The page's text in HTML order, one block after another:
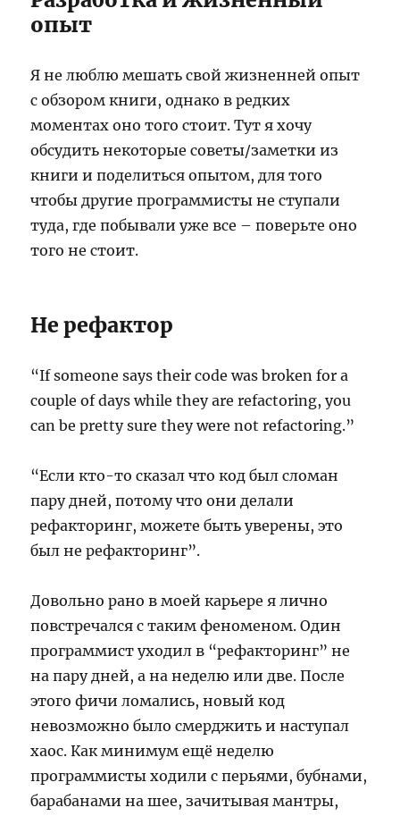
опыт
Я не люблю мешать свой жизненней опыт
с обзором книги, однако в редких
моментах оно того стоит. Тут я хочу
обсудить некоторые советы/заметки из
книги и поделиться опытом, для того
чтобы другие программисты не ступали
туда, где побывали уже все – поверьте оно
того не стоит.
Не рефактор
“If someone says their code was broken for a
couple of days while they are refactoring, you
can be pretty sure they were not refactoring.”
“Если кто-то сказал что код был сломан
пару дней, потому что они делали
рефакторинг, можете быть уверены, это
был не рефакторинг”.
Довольно рано в моей карьере я лично
повстречался с таким феноменом. Один
программист уходил в “рефакторинг” не
на пару дней, а на неделю или две. После
этого фичи ломались, новый код
невозможно было смерджить и наступал
хаос. Как минимум ещё неделю
программисты ходили с перьями, бубнами,
барабанами на шее, зачитывая мантры,